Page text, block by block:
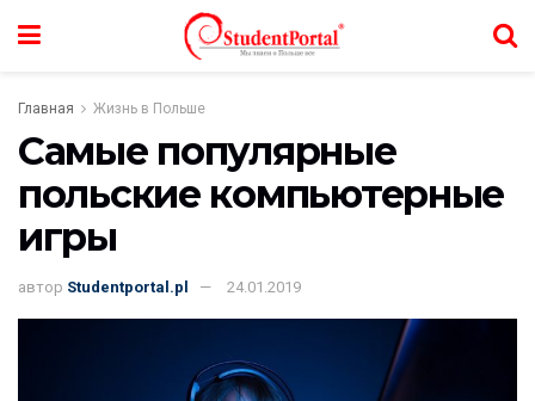
Главная Жизнь в Польше
Самые популярные
польские компьютерные
игры
автор Studentportal.pl 24.01.2019